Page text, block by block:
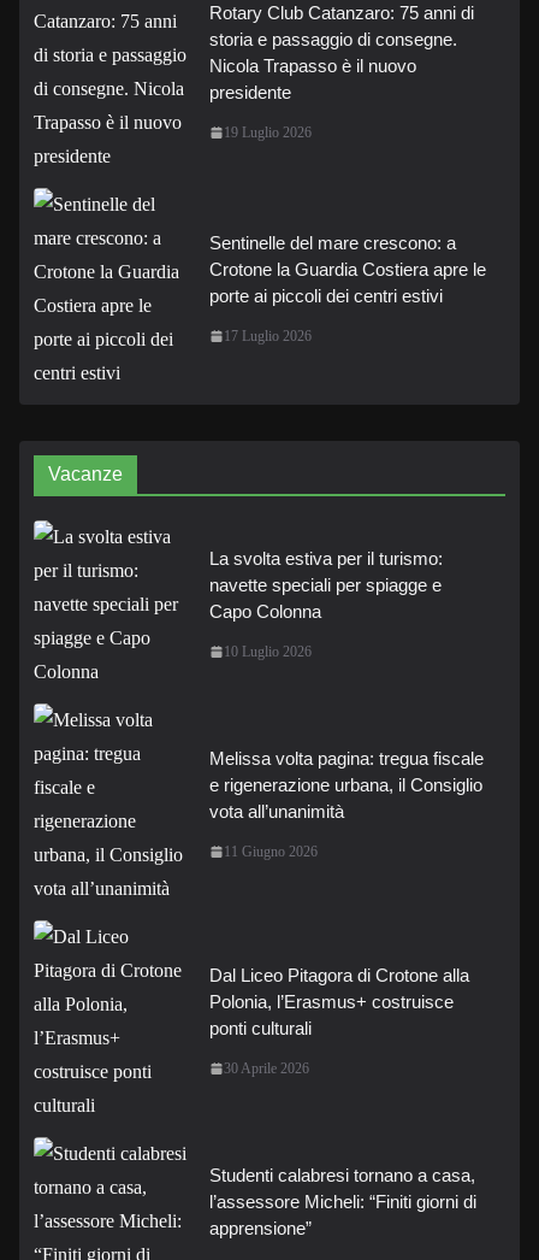
Rotary Club Catanzaro: 75 anni di
storia e passaggio di consegne.
Nicola Trapasso è il nuovo
presidente
19 Luglio 2026
Sentinelle del mare crescono: a
Crotone la Guardia Costiera apre le
porte ai piccoli dei centri estivi
17 Luglio 2026
Vacanze
La svolta estiva per il turismo:
navette speciali per spiagge e
Capo Colonna
10 Luglio 2026
Melissa volta pagina: tregua fiscale
e rigenerazione urbana, il Consiglio
vota all’unanimità
11 Giugno 2026
Dal Liceo Pitagora di Crotone alla
Polonia, l’Erasmus+ costruisce
ponti culturali
30 Aprile 2026
Studenti calabresi tornano a casa,
l’assessore Micheli: “Finiti giorni di
apprensione”